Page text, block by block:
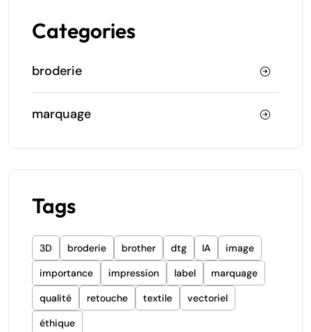
Categories
broderie
marquage
Tags
3D broderie brother dtg IA
image
importance
impression label
marquage
qualité
retouche textile
vectoriel
éthique